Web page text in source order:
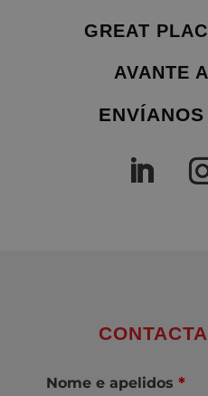
GREAT
AVANTE
Nome e apelidos *